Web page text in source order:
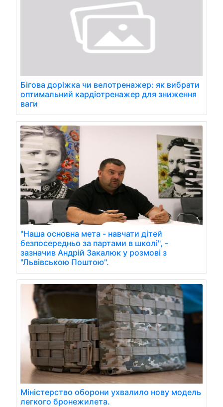
Бігова доріжка чи велотренажер: як вибрати
оптимальний кардіотренажер для зниження
ваги
"Наша основна мета - навчати дітей
безпосередньо за партами в школі", -
зазначив Андрій Закалюк у розмові з
"Львівською Поштою".
Міністерство оборони ухвалило нову модель
легкого бронежилета.